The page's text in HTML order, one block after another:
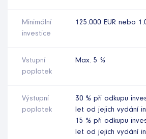
Minimální
investice
125.000 EUR nebo
Vstupní
poplatek
Max. 5 %
Výstupní
poplatek
30 % při odkupu
let od jejich vydání
15 % při odkupu
let od jejich vydání